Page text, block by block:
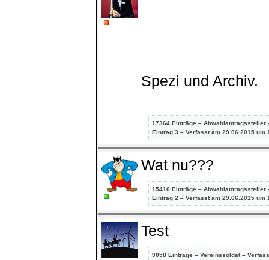
Spezi und Archiv.
17364 Einträge – Abwahlantragssteller
Eintrag 3 – Verfasst am 29.06.2015 um
Wat nu???
15416 Einträge – Abwahlantragssteller
Eintrag 2 – Verfasst am 29.06.2015 um
Test
9058 Einträge – Vereinssoldat –